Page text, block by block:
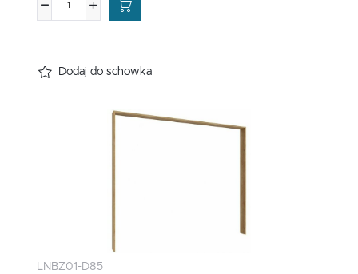
Dodaj do schowka
LNBZ01-D85